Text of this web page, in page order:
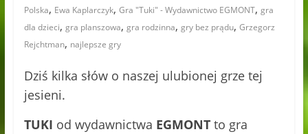
Polska, Ewa Kaplarczyk, Gra "Tuki" - Wydawnictwo EGMONT, gra
dla dzieci, gra planszowa, gra rodzinna, gry bez prądu, Grzegorz
Rejchtman, najlepsze gry
Dziś kilka słów o naszej ulubionej grze tej
jesieni.
TUKI od wydawnictwa EGMONTto gra